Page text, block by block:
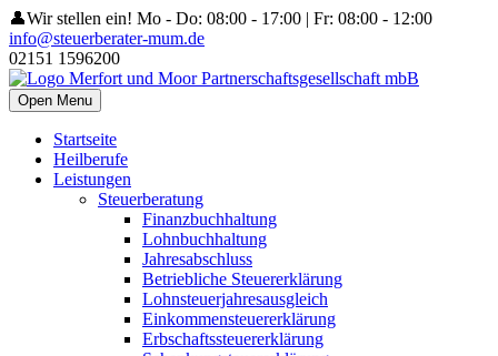
👤Wir stellen ein! Mo - Do: 08:00 - 17:00 | Fr: 08:00 - 12:00
info@steuerberater-mum.de
02151 1596200
Open Menu
Startseite
Heilberufe
Leistungen
Steuerberatung
Finanzbuchhaltung
Lohnbuchhaltung
Jahresabschluss
Betriebliche Steuererklärung
Lohnsteuerjahresausgleich
Einkommensteuererklärung
Erbschaftssteuererklärung